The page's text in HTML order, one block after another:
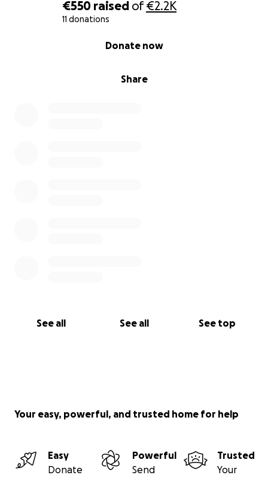
€550 raised of€2.2K
11 donations
Share
Donate now
See all See all See top
Your easy, powerful, and trusted home for help
Easy
Donate
Powerful
Send
Trusted
Your